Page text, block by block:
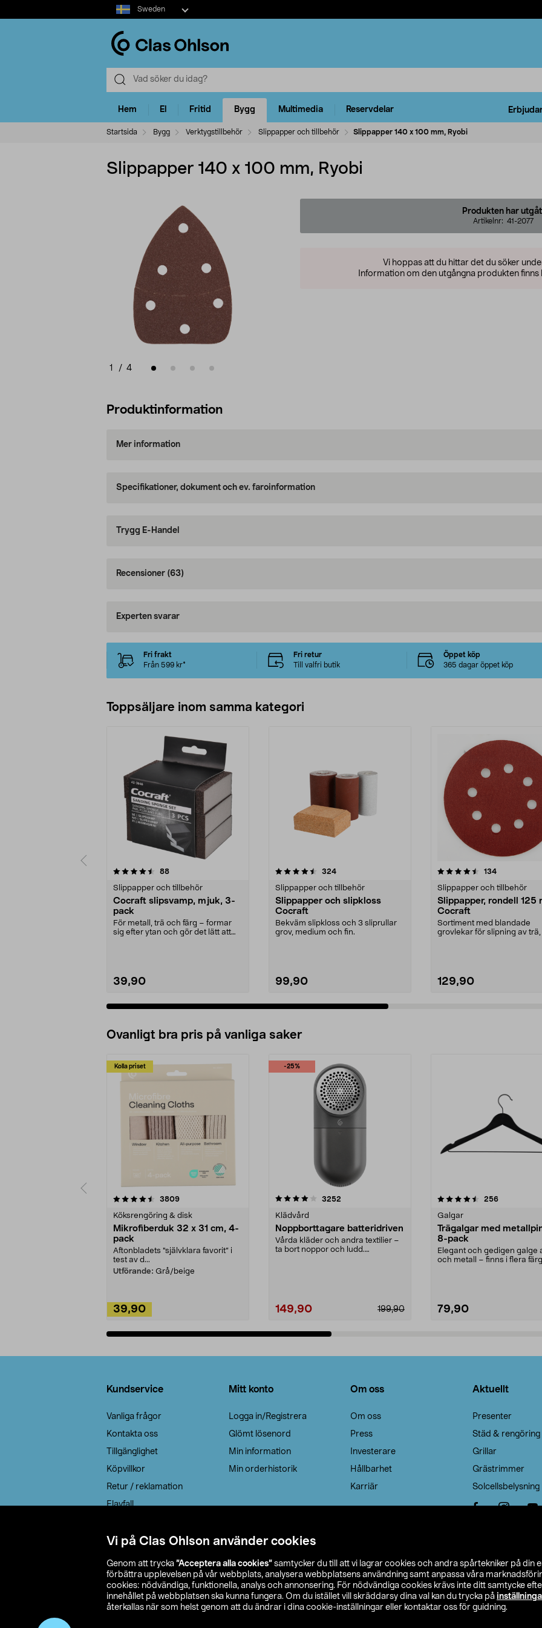
Vi på Clas Ohlson använder cookies
Genom att trycka ”Acceptera alla cookies” samtycker du till att vi lagrar cookies och andra spårtekniker på din
förbättra upplevelsen på vår webbplats, analysera webbplatsens användning samt anpassa våra
cookies: nödvändiga, funktionella, analys och annonsering. För nödvändiga cookies krävs inte ditt samtycke
innehållet på webbplatsen ska kunna fungera. Om du istället vill skräddarsy dina val kan du trycka på
återkallas när som helst genom att du ändrar i dina cookie-inställningar eller kontaktar oss för guidning.
Select
market
Sweden
Hem El Fritid Bygg Multimedia Reservdelar
Startsida Bygg Verktygstillbehör Slippapper och tillbehör Slippapper 140 x 100 mm, Ryobi
Slippapper 140 x 100 mm, Ryobi
1 / 4
Produkten har
Artikelnr: 41-2077
Vi hoppas att du hittar det du söker
Information om den utgångna produkten finns
Produktinformation
Mer information
Specifikationer, dokument och ev. faroinformation
Trygg E-Handel
Recensioner (63)
Experten svarar
Fri frakt
Från 599 kr*
Fri retur
Till valfri butik
Öppet köp
365 dagar öppet köp
Toppsäljare inom samma kategori
88recensioner
Slippapper och tillbehör
Cocraft slipsvamp, mjuk, 3-
pack
För metall, trä och färg – formar
sig efter ytan och gör det lätt att
39,90
4.5 av 5 stjärnor 324recensioner
Slippapper och tillbehör
Slippapper och slipkloss
Cocraft
Bekväm slipkloss och 3 sliprullar
grov, medium och fin.
99,90
4.5 av 5 stjärnor 134recensioner
Slippapper och tillbehör
Slippapper, rondell 125
Cocraft
Sortiment med blandade
grovlekar för slipning av
129,90
4.5 av 5 stjärnor
Ovanligt bra pris på vanliga saker
Kolla priset
3809recensioner
Köksrengöring & disk
Mikrofiberduk 32 x 31 cm, 4-
pack
Aftonbladets "självklara favorit” i
test av d...
Utförande: Grå/beige
39,90
-25%
4.0av 5 stjärnor 3252
Klädvård
Noppborttagare batteridriven
Vårda kläder och andra textilier –
ta bort noppor och ludd.
199,90
149,90
4.5av 5 stjärnor 256recensioner
Galgar
Trägalgar med
8-pack
Elegant och gedigen galge
och metall – finns i flera
79,90
4.0av 5 stjärnor
Kundservice
Vanliga frågor
Kontakta oss
Tillgänglighet
Köpvillkor
Retur / reklamation
Elavfall
Leveransalternativ
Mitt konto
Logga in/Registrera
Glömt lösenord
Min information
Min orderhistorik
Om oss
Om oss
Press
Investerare
Hållbarhet
Karriär
Aktuellt
Presenter
Städ & rengöring
Grillar
Grästrimmer
Solcellsbelysning